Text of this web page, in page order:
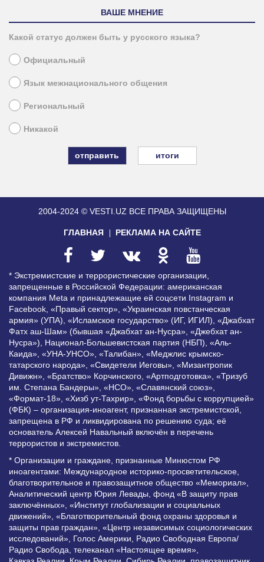
ВАШЕ МНЕНИЕ
Какой статус должен быть у русского языка?
Официальный
Язык межнационального общения
Региональный
Никакой
итоги
2004-2024 © VESTI.UZ ВСЕ ПРАВА ЗАЩИЩЕНЫ
ГЛАВНАЯ РЕКЛАМА НА САЙТЕ
* Экстремистские и террористические организации,
запрещенные в Российской Федерации: американская
компания Meta и принадлежащие ей соцсети Instagram и
Facebook, «Правый сектор», «Украинская повстанческая
армия» (УПА), «Исламское государство» (ИГ, ИГИЛ), «Джабхат
Фатх аш-Шам» (бывшая «Джабхат ан-Нусра», «Джебхат ан-
Нусра»), Национал-Большевистская партия (НБП), «Аль-
Каида», «УНА-УНСО», «Талибан», «Меджлис крымско-
татарского народа», «Свидетели Иеговы», «Мизантропик
Дивижн», «Братство» Корчинского, «Артподготовка», «Тризуб
им. Степана Бандеры», «НСО», «Славянский союз»,
«Формат-18», «Хизб ут-Тахрир», «Фонд борьбы с коррупцией»
(ФБК) – организация-иноагент, признанная экстремистской,
запрещена в РФ и ликвидирована по решению суда; её
основатель Алексей Навальный включён в перечень
террористов и экстремистов.
* Организации и граждане, признанные Минюстом РФ
иноагентами: Международное историко-просветительское,
благотворительное и правозащитное общество «Мемориал»,
Аналитический центр Юрия Левады, фонд «В защиту прав
заключённых», «Институт глобализации и социальных
движений», «Благотворительный фонд охраны здоровья и
защиты прав граждан», «Центр независимых социологических
исследований», Голос Америки, Радио Свободная Европа/
Радио Свобода, телеканал «Настоящее время»,